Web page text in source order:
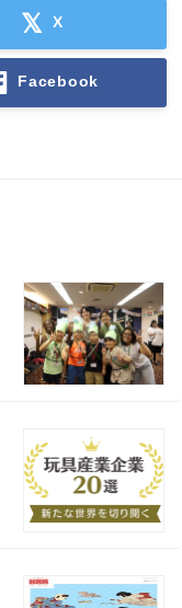
X
Facebook